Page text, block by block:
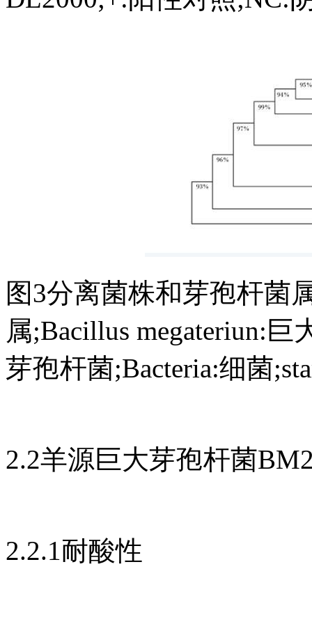
图3分离菌株和芽孢杆菌
属;Bacillus megateriun:巨
芽孢杆菌;Bacteria:细菌
2.2羊源巨大芽孢杆菌
2.2.1耐酸性